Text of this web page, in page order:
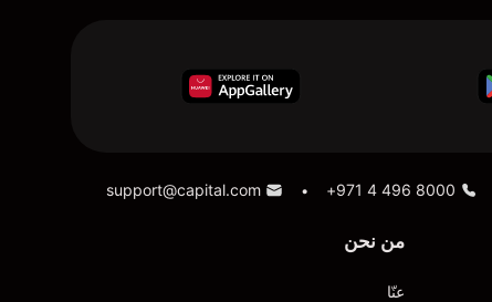
+971 4 496 8000
•
support@capital.com
من نحن
عنّا